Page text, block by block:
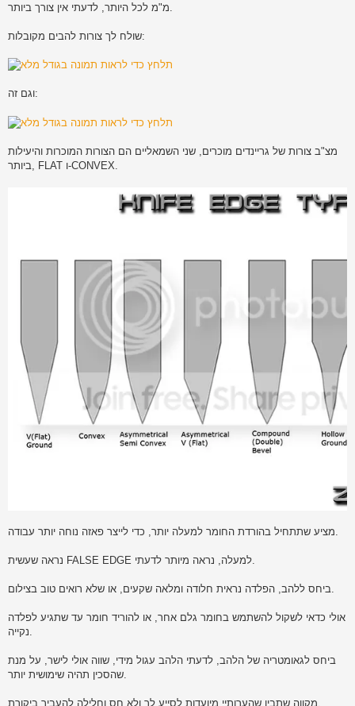
שולח לך צורות להבים מקובלות:
וגם זה:
מצ"ב צורות של גריינדים מוכרים, שני השמאליים הם הצורות המוכרות והיעילות
ביותר, FLAT ו-CONVEX.
אולי כדאי לשקול להשתמש בחומר גלם אחר, או להוריד חומר עד שתגיע לפלדה
ביחס לגאומטריה של הלהב, לדעתי הלהב עגול מידי, שווה אולי לישר, על מנת